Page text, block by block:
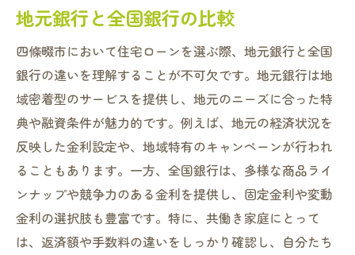
変化するライフスタイルに対応する住宅ロ
ーン
安心して暮らせる地域での不動産投資
未来の安心を築くための情報収集法
地元銀行と全国銀行の比較
四條畷市において住宅ローンを選ぶ際、地元銀行と全国
銀行の違いを理解することが不可欠です。地元銀行は地
域密着型のサービスを提供し、地元のニーズに合った特
典や融資条件が魅力的です。例えば、地元の経済状況を
反映した金利設定や、地域特有のキャンペーンが行われ
ることもあります。一方、全国銀行は、多様な商品ライ
ンナップや競争力のある金利を提供し、固定金利や変動
金利の選択肢も豊富です。特に、共働き家庭にとって
は、返済額や手数料の違いをしっかり確認し、自分たち